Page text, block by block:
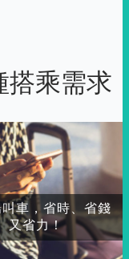
乘需求
叫車，省時、省錢
又省力！